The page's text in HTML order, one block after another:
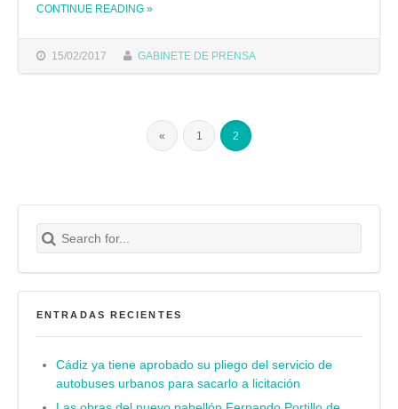
15/02/2017 GABINETE DE PRENSA
CONTINUE READING »
« 1 2
Search for:
Buscar
ENTRADAS RECIENTES
Cádiz ya tiene aprobado su pliego del servicio de
autobuses urbanos para sacarlo a licitación